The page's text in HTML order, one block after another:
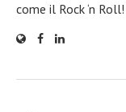
come il Rock ‘n Roll!